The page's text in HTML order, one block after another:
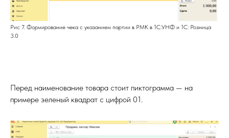
Рис 7. Формирование чека с указанием партии в РМК в 1С:УНФ и 1С: Розница
3.0
Перед наименование товара стоит пиктограмма — на
примере зеленый квадрат с цифрой 01.